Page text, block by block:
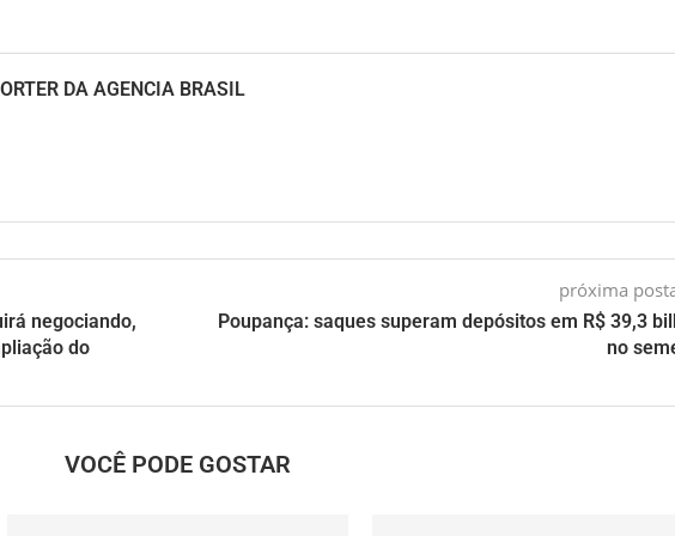
DA AGENCIA BRASIL
negociando,
do
próxima
Poupança: saques superam depósitos em R$ 39,3
no
VOCÊ PODE GOSTAR